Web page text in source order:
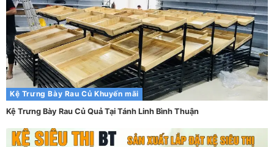
Kệ Trưng Bày Rau Củ Khuyến mãi
Kệ Trưng Bày Rau Củ Quả Tại Tánh Linh Bình Thuận